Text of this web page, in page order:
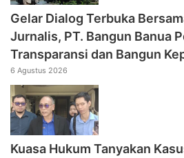
Gelar Dialog Terbuka
Jurnalis, PT. Bangun Banua
Transparansi dan Bangun
6 Agustus 2026
Kuasa Hukum Tanyakan